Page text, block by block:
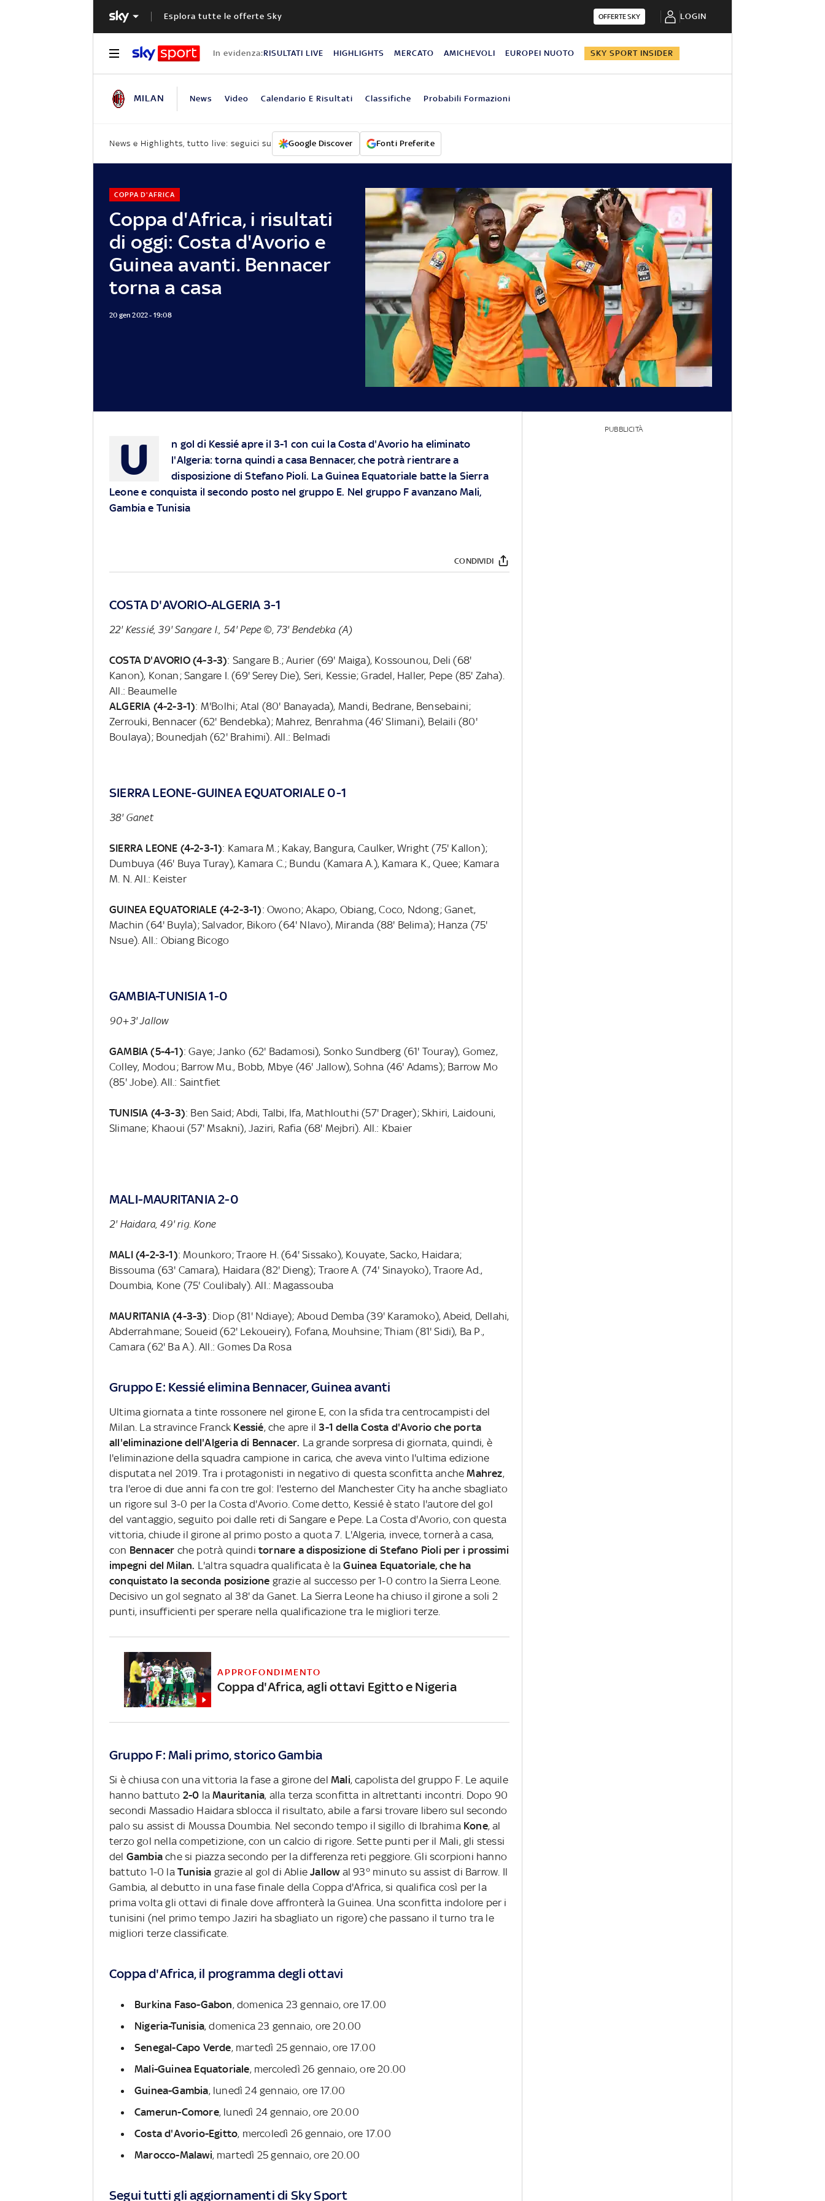
Esplora tutte le offerte Sky OFFERTE SKY LOGIN
In evidenza:RISULTATI LIVE HIGHLIGHTS MERCATO AMICHEVOLI EUROPEI NUOTO SKY SPORT INSIDER
MILAN News Video Calendario E Risultati Classifiche Probabili Formazioni
News e Highlights, tutto live: seguici su Google Discover Fonti Preferite
Coppa d'Africa, i risultati
di oggi: Costa d'Avorio e
Guinea avanti. Bennacer
torna a casa
COPPA D'AFRICA
20 gen 2022 - 19:08
U
n gol di Kessié apre il 3-1 con cui la Costa d'Avorio ha eliminato
l'Algeria: torna quindi a casa Bennacer, che potrà rientrare a
disposizione di Stefano Pioli. La Guinea Equatoriale batte la Sierra
Leone e conquista il secondo posto nel gruppo E. Nel gruppo F avanzano Mali,
Gambia e Tunisia
CONDIVIDI
COSTA D'AVORIO-ALGERIA 3-1
22' Kessié, 39' Sangare I., 54' Pepe ©, 73' Bendebka (A)
COSTA D'AVORIO (4-3-3): Sangare B.; Aurier (69' Maiga), Kossounou, Deli (68'
Kanon), Konan; Sangare I. (69' Serey Die), Seri, Kessie; Gradel, Haller, Pepe (85' Zaha).
All.: Beaumelle
ALGERIA (4-2-3-1): M'Bolhi; Atal (80' Banayada), Mandi, Bedrane, Bensebaini;
Zerrouki, Bennacer (62' Bendebka); Mahrez, Benrahma (46' Slimani), Belaili (80'
Boulaya); Bounedjah (62' Brahimi). All.: Belmadi
SIERRA LEONE-GUINEA EQUATORIALE 0-1
38' Ganet
SIERRA LEONE (4-2-3-1): Kamara M.; Kakay, Bangura, Caulker, Wright (75' Kallon);
Dumbuya (46' Buya Turay), Kamara C.; Bundu (Kamara A.), Kamara K., Quee; Kamara
M. N. All.: Keister
GUINEA EQUATORIALE (4-2-3-1): Owono; Akapo, Obiang, Coco, Ndong; Ganet,
Machin (64' Buyla); Salvador, Bikoro (64' Nlavo), Miranda (88' Belima); Hanza (75'
Nsue). All.: Obiang Bicogo
GAMBIA-TUNISIA 1-0
90+3' Jallow
GAMBIA (5-4-1): Gaye; Janko (62' Badamosi), Sonko Sundberg (61' Touray), Gomez,
Colley, Modou; Barrow Mu., Bobb, Mbye (46' Jallow), Sohna (46' Adams); Barrow Mo
(85' Jobe). All.: Saintfiet
TUNISIA (4-3-3): Ben Said; Abdi, Talbi, Ifa, Mathlouthi (57' Drager); Skhiri, Laidouni,
Slimane; Khaoui (57' Msakni), Jaziri, Rafia (68' Mejbri). All.: Kbaier
MALI-MAURITANIA 2-0
2' Haidara, 49' rig. Kone
MALI (4-2-3-1): Mounkoro; Traore H. (64' Sissako), Kouyate, Sacko, Haidara;
Bissouma (63' Camara), Haidara (82' Dieng); Traore A. (74' Sinayoko), Traore Ad.,
Doumbia, Kone (75' Coulibaly). All.: Magassouba
MAURITANIA (4-3-3): Diop (81' Ndiaye); Aboud Demba (39' Karamoko), Abeid, Dellahi,
Abderrahmane; Soueid (62' Lekoueiry), Fofana, Mouhsine; Thiam (81' Sidi), Ba P.,
Camara (62' Ba A.). All.: Gomes Da Rosa
Gruppo E: Kessié elimina Bennacer, Guinea avanti
Ultima giornata a tinte rossonere nel girone E, con la sfida tra centrocampisti del
Milan. La stravince Franck Kessié, che apre il 3-1 della Costa d'Avorio che porta
all'eliminazione dell'Algeria di Bennacer. La grande sorpresa di giornata, quindi, è
l'eliminazione della squadra campione in carica, che aveva vinto l'ultima edizione
disputata nel 2019. Tra i protagonisti in negativo di questa sconfitta ancheMahrez,
tra l'eroe di due anni fa con tre gol: l'esterno del Manchester City ha anche sbagliato
un rigore sul 3-0 per la Costa d'Avorio. Come detto, Kessié è stato l'autore del gol
del vantaggio, seguito poi dalle reti di Sangare e Pepe. La Costa d'Avorio, con questa
vittoria, chiude il girone al primo posto a quota 7. L'Algeria, invece, tornerà a casa,
con Bennacer che potrà quindi tornare a disposizione di Stefano Pioli per i prossimi
impegni del Milan. L'altra squadra qualificata è laGuinea Equatoriale, che ha
conquistato la seconda posizione grazie al successo per 1-0 contro la Sierra Leone.
Decisivo un gol segnato al 38' da Ganet. La Sierra Leone ha chiuso il girone a soli 2
punti, insufficienti per sperare nella qualificazione tra le migliori terze.
APPROFONDIMENTO
Coppa d'Africa, agli ottavi Egitto e Nigeria
Gruppo F: Mali primo, storico Gambia
Si è chiusa con una vittoria la fase a girone del Mali, capolista del gruppo F. Le aquile
hanno battuto 2-0 laMauritania, alla terza sconfitta in altrettanti incontri. Dopo 90
secondi Massadio Haidara sblocca il risultato, abile a farsi trovare libero sul secondo
palo su assist di Moussa Doumbia. Nel secondo tempo il sigillo di Ibrahima Kone, al
terzo gol nella competizione, con un calcio di rigore. Sette punti per il Mali, gli stessi
del Gambiache si piazza secondo per la differenza reti peggiore. Gli scorpioni hanno
battuto 1-0 la Tunisia grazie al gol di AblieJallow al 93° minuto su assist di Barrow. Il
Gambia, al debutto in una fase finale della Coppa d'Africa, si qualifica così per la
prima volta gli ottavi di finale dove affronterà la Guinea. Una sconfitta indolore per i
tunisini (nel primo tempo Jaziri ha sbagliato un rigore) che passano il turno tra le
migliori terze classificate.
Coppa d'Africa, il programma degli ottavi
Burkina Faso-Gabon, domenica 23 gennaio, ore 17.00
Nigeria-Tunisia, domenica 23 gennaio, ore 20.00
Senegal-Capo Verde, martedì 25 gennaio, ore 17.00
Mali-Guinea Equatoriale, mercoledì 26 gennaio, ore 20.00
Guinea-Gambia, lunedì 24 gennaio, ore 17.00
Camerun-Comore, lunedì 24 gennaio, ore 20.00
Costa d'Avorio-Egitto, mercoledì 26 gennaio, ore 17.00
Marocco-Malawi, martedì 25 gennaio, ore 20.00
Segui tutti gli aggiornamenti di Sky Sport
PUBBLICITÀ